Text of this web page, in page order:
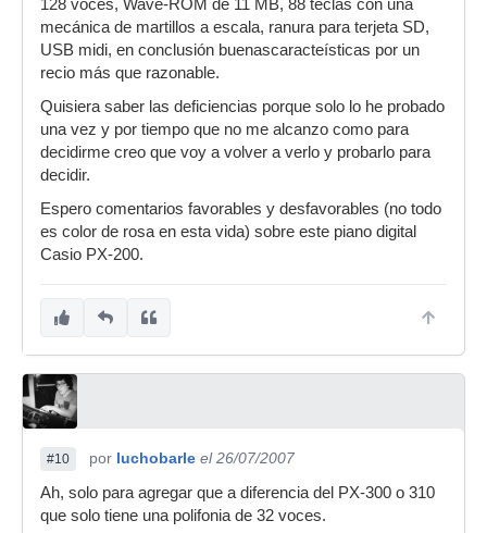
128 voces, Wave-ROM de 11 MB, 88 teclas con una
mecánica de martillos a escala, ranura para terjeta SD,
USB midi, en conclusión buenascaracteísticas por un
recio más que razonable.
Quisiera saber las deficiencias porque solo lo he probado
una vez y por tiempo que no me alcanzo como para
decidirme creo que voy a volver a verlo y probarlo para
decidir.
Espero comentarios favorables y desfavorables (no todo
es color de rosa en esta vida) sobre este piano digital
Casio PX-200.
#10 por luchobarle el 26/07/2007
Ah, solo para agregar que a diferencia del PX-300 o 310
que solo tiene una polifonia de 32 voces.